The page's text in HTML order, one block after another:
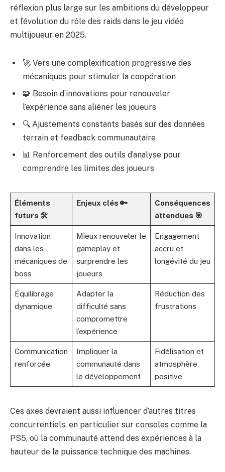
réflexion plus large sur les ambitions du développeur
et l’évolution du rôle des raids dans le jeu vidéo
multijoueur en 2025.
🚀 Vers une complexification progressive des
mécaniques pour stimuler la coopération
🧩 Besoin d’innovations pour renouveler
l’expérience sans aliéner les joueurs
🔍 Ajustements constants basés sur des données
terrain et feedback communautaire
📊 Renforcement des outils d’analyse pour
comprendre les limites des joueurs
Éléments
futurs 🛠️
Enjeux clés 🔑
Conséquences
attendues 🎯
Innovation
dans les
mécaniques de
boss
Mieux renouveler le
gameplay et
surprendre les
joueurs
Engagement
accru et
longévité du jeu
Équilibrage
dynamique
Adapter la
difficulté sans
compromettre
l’expérience
Réduction des
frustrations
Communication
renforcée
Impliquer la
communauté dans
le développement
Fidélisation et
atmosphère
positive
Ces axes devraient aussi influencer d’autres titres
concurrentiels, en particulier sur consoles comme la
PS5, où la communauté attend des expériences à la
hauteur de la puissance technique des machines.